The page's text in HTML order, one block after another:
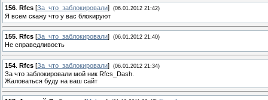
156 Rfcs [За_что_заблокировали] (06.01.2012 21:42)
Я всем скажу что у вас блокируют
155 Rfcs [За_что_заблокировали] (06.01.2012 21:40)
Не справедливость
154 Rfcs [За_что_заблокировали] (06.01.2012 21:34)
За что заблокировали мой ник Rfcs_Dash.
Жаловаться буду на ваш сайт